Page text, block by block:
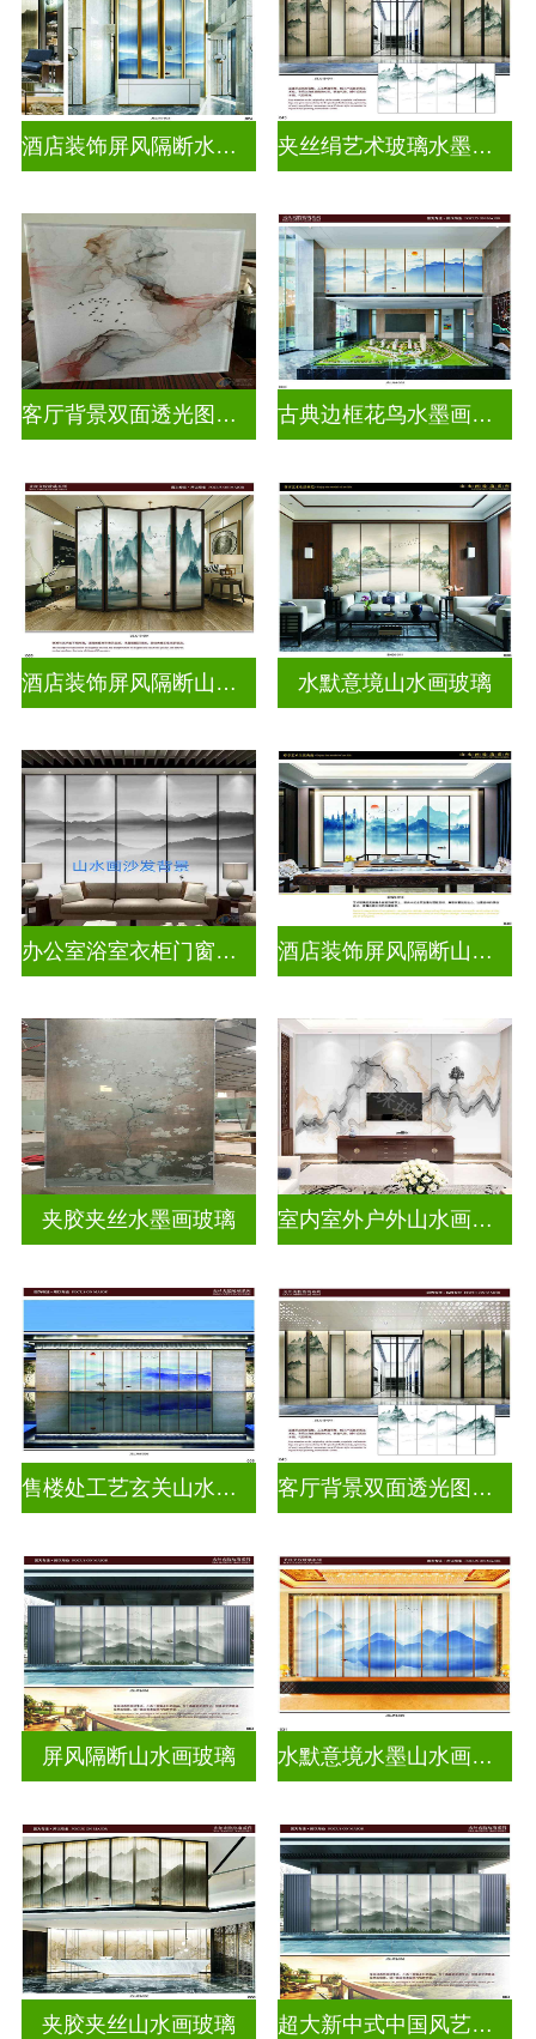
酒店装饰屏风隔断水墨山水画玻璃 夹丝绢艺术玻璃水墨画玻璃
客厅背景双面透光图案水墨画玻璃 古典边框花鸟水墨画玻璃
酒店装饰屏风隔断山水画玻璃 水默意境山水画玻璃
办公室浴室衣柜门窗户山水画玻璃 酒店装饰屏风隔断山水画玻璃
夹胶夹丝水墨画玻璃 室内室外户外山水画玻璃
售楼处工艺玄关山水画玻璃 客厅背景双面透光图案水墨画玻璃
屏风隔断山水画玻璃 水默意境水墨山水画玻璃
夹胶夹丝山水画玻璃 超大新中式中国风艺术水墨画玻璃